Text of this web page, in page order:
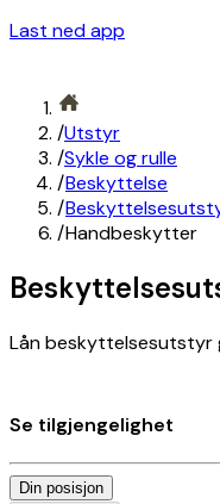
Last ned app
/Utstyr
/Sykle og rulle
/Beskyttelse
/
/Handbeskytter
Lån beskyttelsesutstyr
Se tilgjengelighet
Din posisjon